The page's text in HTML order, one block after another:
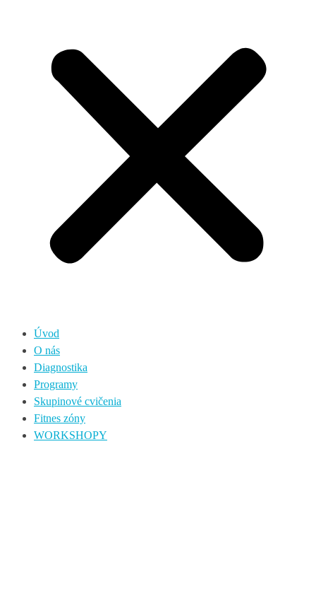
Úvod
O nás
Diagnostika
Programy
Skupinové cvičenia
Fitnes zóny
WORKSHOPY